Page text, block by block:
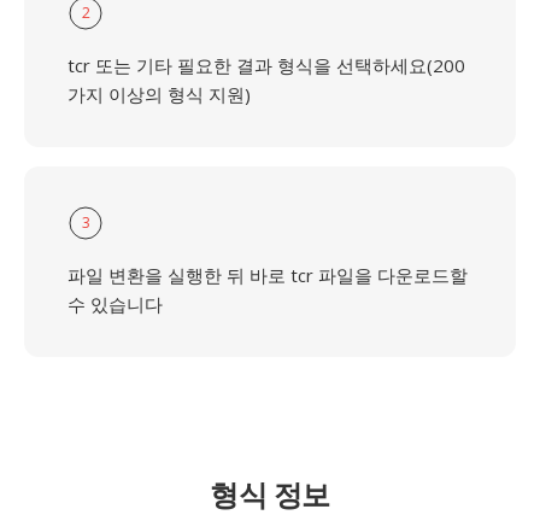
2
tcr 또는 기타 필요한 결과 형식을 선택하세요(200
가지 이상의 형식 지원)
3
파일 변환을 실행한 뒤 바로 tcr 파일을 다운로드할
수 있습니다
형식 정보